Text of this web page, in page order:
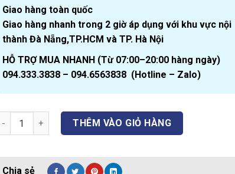
Giao hàng toàn quốc
Giao hàng nhanh trong 2 giờ áp dụng với khu vực nội
thành Đà Nẵng,TP.HCM và TP. Hà Nội
HỖ TRỢ MUA NHANH (Từ 07:00–20:00 hàng ngày)
094.333.3838 – 094.6563838 (Hotline – Zalo)
Hyundai DHY22KSEm – Máy phát điện Hyundai 20kw/
THÊM VÀO GIỎ HÀNG